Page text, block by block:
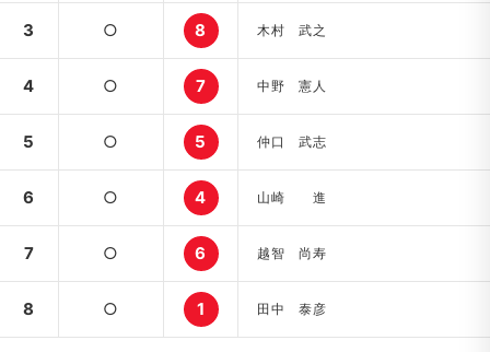
3 ○ 8 木村 武之
4 ○ 7 中野 憲人
5 ○ 5 仲口 武志
6 ○ 4 山崎 進
7 ○ 6 越智 尚寿
8 ○ 1 田中 泰彦